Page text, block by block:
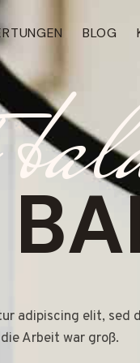
BLOG
adipiscing elit, sed
Arbeit war groß.